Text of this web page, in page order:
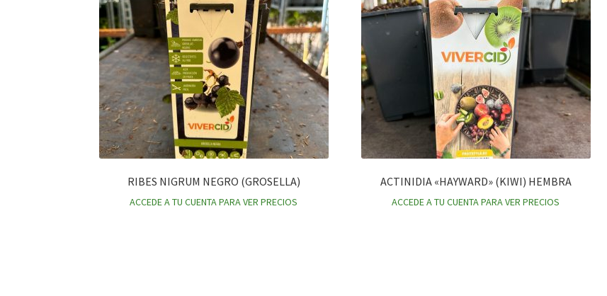
RIBES NIGRUM NEGRO (GROSELLA)
ACCEDE A TU CUENTA PARA VER PRECIOS
ACTINIDIA «HAYWARD» (KIWI) HEMBRA
ACCEDE A TU CUENTA PARA VER PRECIOS